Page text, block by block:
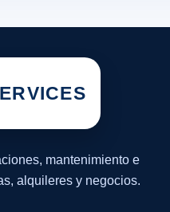
mantenimiento e
alquileres y negocios.